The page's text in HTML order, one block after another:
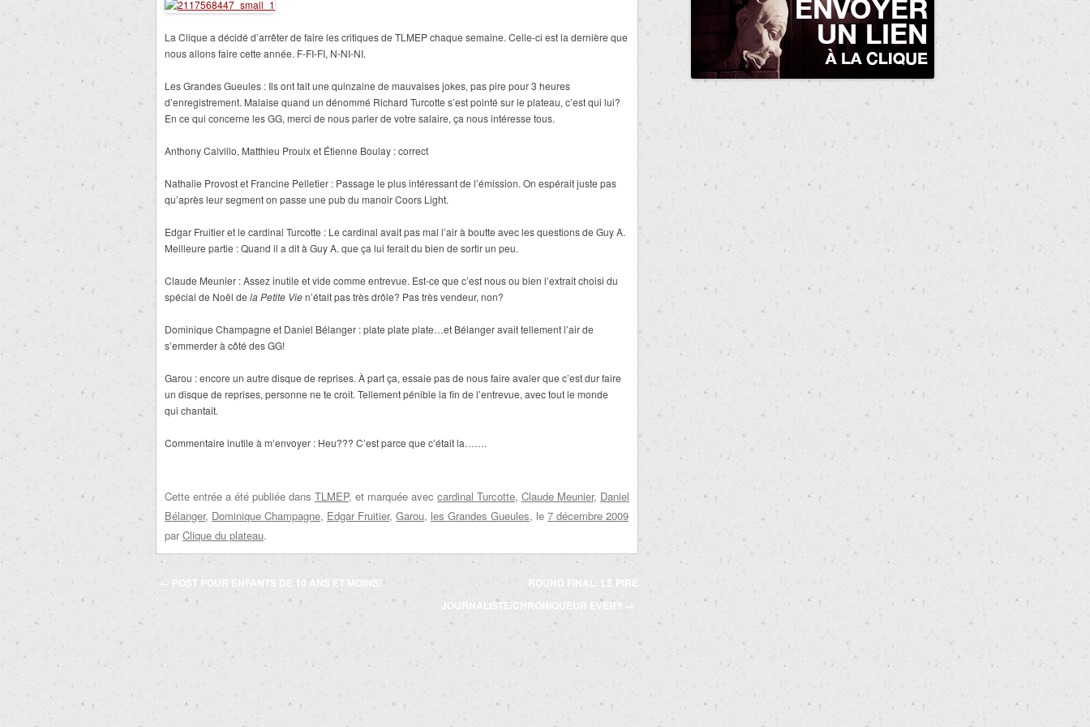
La Clique a décidé d’arrêter de faire les critiques de TLMEP chaque semaine. Celle-ci est la dernière que
nous allons faire cette année. F-FI-FI, N-NI-NI.
Les Grandes Gueules : Ils ont fait une quinzaine de mauvaises jokes, pas pire pour 3 heures
d’enregistrement. Malaise quand un dénommé Richard Turcotte s’est pointé sur le plateau, c’est qui lui?
En ce qui concerne les GG, merci de nous parler de votre salaire, ça nous intéresse tous.
Anthony Calvillo, Matthieu Proulx et Étienne Boulay : correct
Nathalie Provost et Francine Pelletier : Passage le plus intéressant de l’émission. On espérait juste pas
qu’après leur segment on passe une pub du manoir Coors Light.
Edgar Fruitier et le cardinal Turcotte : Le cardinal avait pas mal l’air à boutte avec les questions de Guy A.
Meilleure partie : Quand il a dit à Guy A. que ça lui ferait du bien de sortir un peu.
Claude Meunier : Assez inutile et vide comme entrevue. Est-ce que c’est nous ou bien l’extrait choisi du
spécial de Noël de la Petite Vien’était pas très drôle? Pas très vendeur, non?
Dominique Champagne et Daniel Bélanger : plate plate plate…et Bélanger avait tellement l’air de
s’emmerder à côté des GG!
Garou : encore un autre disque de reprises. À part ça, essaie pas de nous faire avaler que c’est dur faire
un disque de reprises, personne ne te croit. Tellement pénible la fin de l’entrevue, avec tout le monde
qui chantait.
Commentaire inutile à m’envoyer : Heu??? C’est parce que c’était la…….
Cette entrée a été publiée dans TLMEP, et marquée avec cardinal Turcotte, Claude Meunier, Daniel
Bélanger, Dominique Champagne, Edgar Fruitier, Garou, les Grandes Gueules, le 7 décembre 2009
par Clique du plateau.
Navigation
des
← POST POUR ENFANTS DE 10 ANS ET MOINS!
ROUND FINAL: LE PIRE
JOURNALISTE/CHRONIQUEUR EVER? →